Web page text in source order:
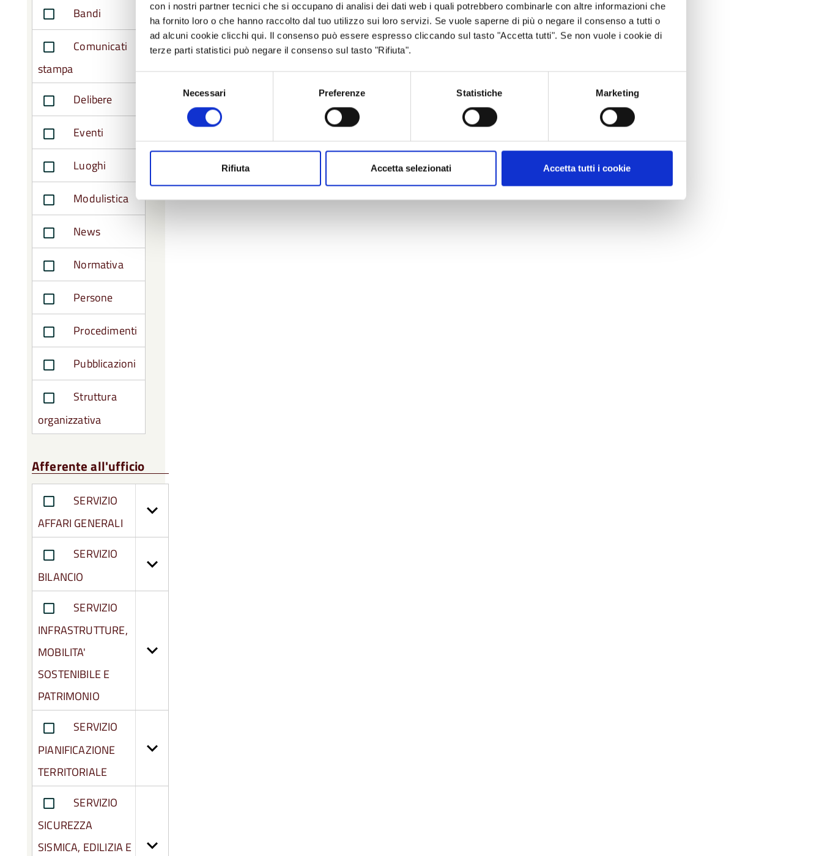
con i nostri partner tecnici che si occupano di analisi dei dati web i quali potrebbero combinarle con altre informazioni che
ha fornito loro o che hanno raccolto dal tuo utilizzo sui loro servizi. Se vuole saperne di più o negare il consenso a tutti o
ad alcuni cookie clicchi qui. Il consenso può essere espresso cliccando sul tasto "Accetta tutti". Se non vuole i cookie di
terze parti statistici può negare il consenso sul tasto "Rifiuta".
Necessari Preferenze Statistiche Marketing
Rifiuta Accetta selezionati Accetta tutti i cookie
Bandi
Comunicati
stampa
Delibere
Eventi
Luoghi
Modulistica
News
Normativa
Persone
Procedimenti
Pubblicazioni
Struttura
organizzativa
Afferente all'ufficio
SERVIZIO
AFFARI GENERALI
SERVIZIO
BILANCIO
SERVIZIO
INFRASTRUTTURE,
MOBILITA'
SOSTENIBILE E
PATRIMONIO
SERVIZIO
PIANIFICAZIONE
TERRITORIALE
SERVIZIO
SICUREZZA
SISMICA, EDILIZIA E